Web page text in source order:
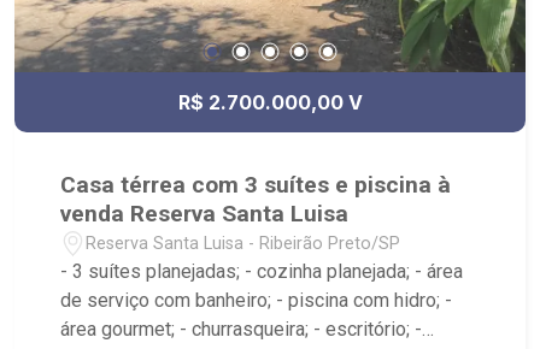
R$ 2.700.000,00 V
Casa térrea com 3 suítes e piscina à
venda Reserva Santa Luisa
Reserva Santa Luisa - Ribeirão Preto/SP
- 3 suítes planejadas; - cozinha planejada; - área
de serviço com banheiro; - piscina com hidro; -
área gourmet; - churrasqueira; - escritório; -